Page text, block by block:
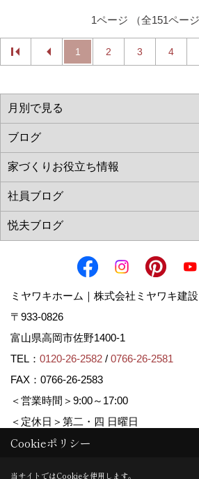
1ページ （全151ページ
1 2 3 4
ミヤワキホーム｜株式会社ミヤワキ建設
〒933-0826
富山県高岡市佐野1400-1
TEL： 0120-26-2582 / 0766-26-2581
FAX：0766-26-2583
＜営業時間＞9:00～17:00
＜定休日＞第二・四 日曜日
Copyright (c) MIYAWAKI HOME. All Rights
Cookieポリシー
当サイトではCookieを使用します。